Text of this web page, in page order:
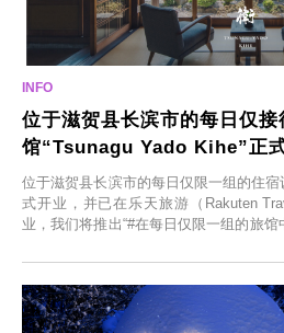
位于滋贺县长滨市的每日仅
馆“Tsunagu Yado Kihe”正
位于滋贺县长滨市的每日仅限一组的住宿
式开业，并已在乐天旅游（Rakuten
业，我们将推出“#在每日仅限一组的旅
在此与重要之人共度一段难忘的特别时光